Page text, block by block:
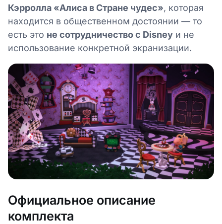
Кэрролла «Алиса в Стране чудес», которая
находится в общественном достоянии — то
есть это не сотрудничество с Disney и не
использование конкретной экранизации.
Официальное описание
комплекта